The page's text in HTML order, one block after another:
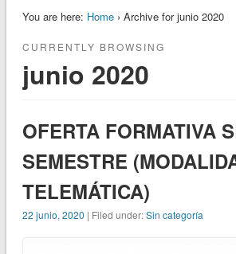
You are here: Home› Archive for junio 2020
CURRENTLY BROWSING
junio 2020
OFERTA FORMATIVA
SEMESTRE
TELEMÁTICA)
22 junio, 2020 | Filed under:Sin categoría